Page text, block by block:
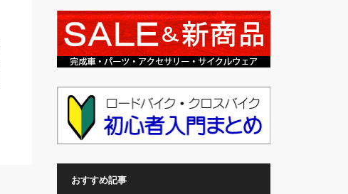
おすすめ記事